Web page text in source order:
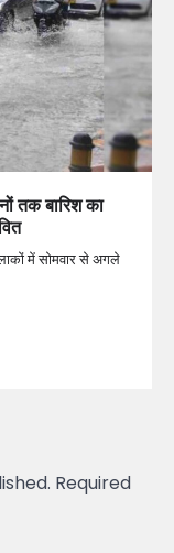
तक बारिश का
में सोमवार से अगले
Required